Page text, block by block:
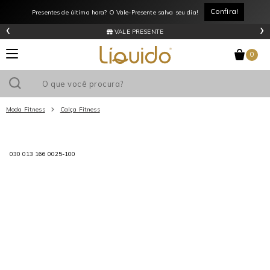
Presentes de última hora? O Vale-Presente salva seu dia! Confira!
VALE PRESENTE
‹ ›
0
Moda Fitness Calça Fitness
030 013 166 0025-100